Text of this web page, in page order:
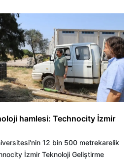
hamlesi: Technocity İzmir
12 bin 500 metrekarelik
İzmir Teknoloji Geliştirme